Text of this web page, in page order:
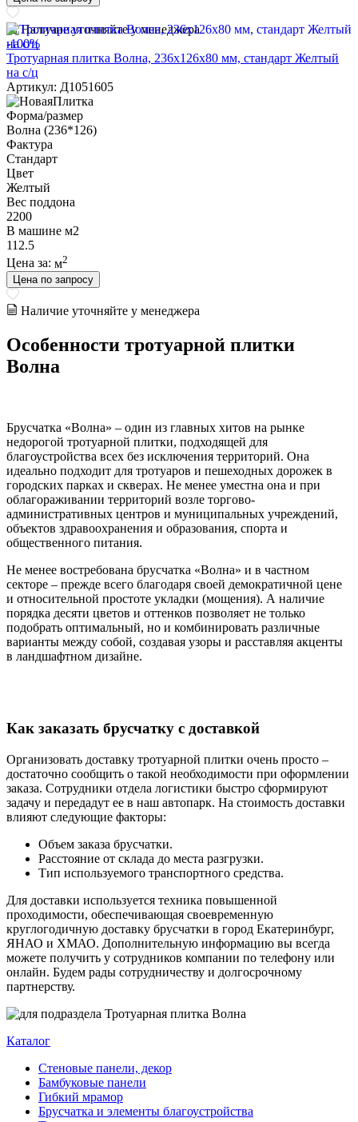
Наличие уточняйте у менеджера
-100%
Тротуарная плитка Волна, 236х126х80 мм, стандарт Желтый
на с/ц
Артикул: Д1051605
Форма/размер
Волна (236*126)
Фактура
Стандарт
Цвет
Желтый
Вес поддона
2200
В машине м2
112.5
Цена за: м2
Цена по запросу
Наличие уточняйте у менеджера
Особенности тротуарной плитки
Волна
Брусчатка «Волна» – один из главных хитов на рынке
недорогой тротуарной плитки, подходящей для
благоустройства всех без исключения территорий. Она
идеально подходит для тротуаров и пешеходных дорожек в
городских парках и скверах. Не менее уместна она и при
облагораживании территорий возле торгово-
административных центров и муниципальных учреждений,
объектов здравоохранения и образования, спорта и
общественного питания.
Не менее востребована брусчатка «Волна» и в частном
секторе – прежде всего благодаря своей демократичной цене
и относительной простоте укладки (мощения). А наличие
порядка десяти цветов и оттенков позволяет не только
подобрать оптимальный, но и комбинировать различные
варианты между собой, создавая узоры и расставляя акценты
в ландшафтном дизайне.
Как заказать брусчатку с доставкой
Организовать доставку тротуарной плитки очень просто –
достаточно сообщить о такой необходимости при оформлении
заказа. Сотрудники отдела логистики быстро сформируют
задачу и передадут ее в наш автопарк. На стоимость доставки
влияют следующие факторы:
Объем заказа брусчатки.
Расстояние от склада до места разгрузки.
Тип используемого транспортного средства.
Для доставки используется техника повышенной
проходимости, обеспечивающая своевременную
круглогодичную доставку брусчатки в город Екатеринбург,
ЯНАО и ХМАО. Дополнительную информацию вы всегда
можете получить у сотрудников компании по телефону или
онлайн. Будем рады сотрудничеству и долгосрочному
партнерству.
Каталог
Стеновые панели, декор
Бамбуковые панели
Гибкий мрамор
Брусчатка и элементы благоустройства